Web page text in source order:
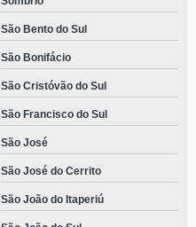
São Bento do Sul
São Bonifácio
São Cristóvão do Sul
São Francisco do Sul
São José
São José do Cerrito
São João do Itaperiú